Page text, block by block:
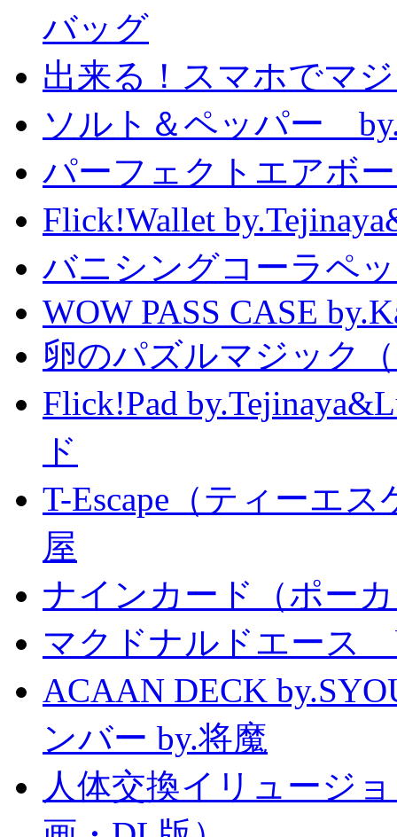
バッグ
出来る！スマホでマ
ソルト＆ペッパー
パーフェクトエアボ
Flick!Wallet
バニシングコーラペ
WOW PASS CASE
卵のパズルマジック
Flick!Pad
ド
T-Escape（ティーエ
屋
ナインカード（ポー
マクドナルドエース
ACAAN DECK
ンバー by.将魔
人体交換イリュージ